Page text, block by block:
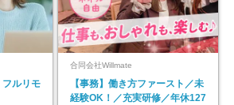
ルリモ
合同会社Willmate
【事務】働き方ファースト／未
経験OK！／充実研修／年休127